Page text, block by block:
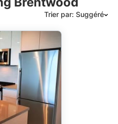
Trier par: Suggéré